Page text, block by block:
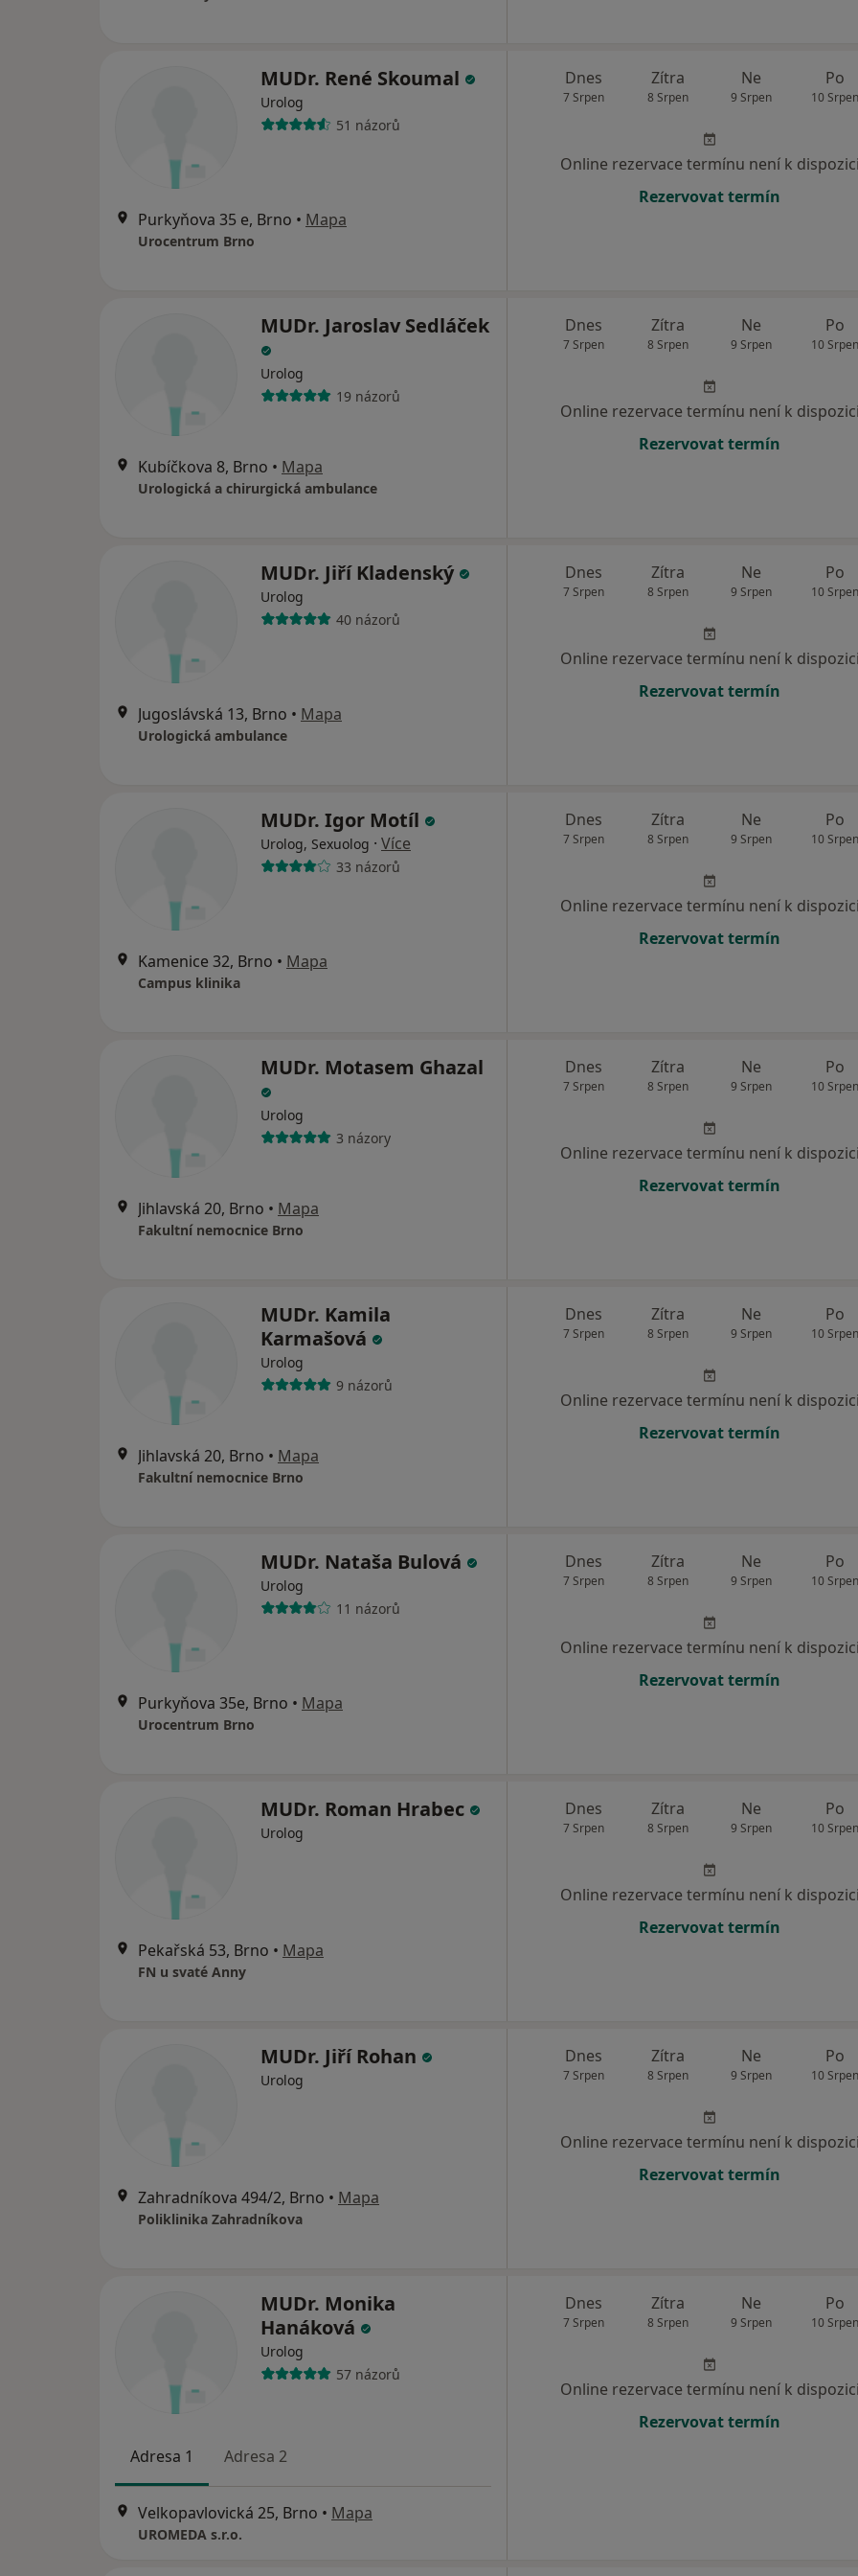
MUDr. René Skoumal
Urolog
51 názorů
Purkyňova 35 e, Brno • Mapa
Urocentrum Brno
Dnes
7 Srpen
Zítra
8 Srpen
Ne
9 Srpen
Po
10 Srpen
Online rezervace termínu není k dispozici
Rezervovat termín
MUDr. Jaroslav Sedláček
Urolog
19 názorů
Kubíčkova 8, Brno • Mapa
Urologická a chirurgická ambulance
Dnes
7 Srpen
Zítra
8 Srpen
Ne
9 Srpen
Po
10 Srpen
Online rezervace termínu není k dispozici
Rezervovat termín
MUDr. Jiří Kladenský
Urolog
40 názorů
Jugoslávská 13, Brno • Mapa
Urologická ambulance
Dnes
7 Srpen
Zítra
8 Srpen
Ne
9 Srpen
Po
10 Srpen
Online rezervace termínu není k dispozici
Rezervovat termín
MUDr. Igor Motíl
Urolog, Sexuolog · Více
33 názorů
Kamenice 32, Brno • Mapa
Campus klinika
Dnes
7 Srpen
Zítra
8 Srpen
Ne
9 Srpen
Po
10 Srpen
Online rezervace termínu není k dispozici
Rezervovat termín
MUDr. Motasem Ghazal
Urolog
3 názory
Jihlavská 20, Brno • Mapa
Fakultní nemocnice Brno
Dnes
7 Srpen
Zítra
8 Srpen
Ne
9 Srpen
Po
10 Srpen
Online rezervace termínu není k dispozici
Rezervovat termín
MUDr. Kamila
Karmašová
Urolog
9 názorů
Jihlavská 20, Brno • Mapa
Fakultní nemocnice Brno
Dnes
7 Srpen
Zítra
8 Srpen
Ne
9 Srpen
Po
10 Srpen
Online rezervace termínu není k dispozici
Rezervovat termín
MUDr. Nataša Bulová
Urolog
11 názorů
Purkyňova 35e, Brno • Mapa
Urocentrum Brno
Dnes
7 Srpen
Zítra
8 Srpen
Ne
9 Srpen
Po
10 Srpen
Online rezervace termínu není k dispozici
Rezervovat termín
MUDr. Roman Hrabec
Urolog
Pekařská 53, Brno • Mapa
FN u svaté Anny
Dnes
7 Srpen
Zítra
8 Srpen
Ne
9 Srpen
Po
10 Srpen
Online rezervace termínu není k dispozici
Rezervovat termín
MUDr. Jiří Rohan
Urolog
Zahradníkova 494/2, Brno • Mapa
Poliklinika Zahradníkova
Dnes
7 Srpen
Zítra
8 Srpen
Ne
9 Srpen
Po
10 Srpen
Online rezervace termínu není k dispozici
Rezervovat termín
MUDr. Monika
Hanáková
Urolog
57 názorů
Adresa 1 Adresa 2
Velkopavlovická 25, Brno • Mapa
UROMEDA s.r.o.
Dnes
7 Srpen
Zítra
8 Srpen
Ne
9 Srpen
Po
10 Srpen
Online rezervace termínu není k dispozici
Rezervovat termín